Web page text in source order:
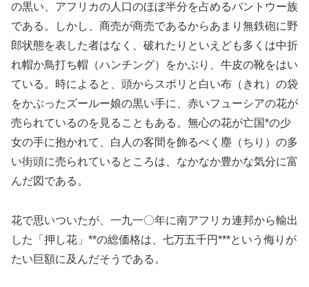
の黒い、アフリカの人口のほぼ半分を占めるバントウー族
である。しかし、商売が商売であるからあまり無鉄砲に野
郎状態を表した者はなく、破れたりといえども多くは中折
れ帽か鳥打ち帽（ハンチング）をかぶり、牛皮の靴をはい
ている。時によると、頭からスポリと白い布（きれ）の袋
をかぶったズールー娘の黒い手に、赤いフューシアの花が
売られているのを見ることもある。無心の花が亡国*の少
女の手に抱かれて、白人の客間を飾るべく塵（ちり）の多
い街頭に売られているところは、なかなか豊かな気分に富
んだ図である。
花で思いついたが、一九一〇年に南アフリカ連邦から輸出
した「押し花」**の総価格は、七万五千円***という侮りが
たい巨額に及んだそうである。